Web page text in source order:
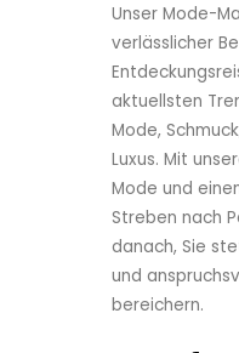
Unser Mode-
verlässlicher
aktuellsten
Mode,
Luxus. Mit
Mode und
Streben nach
danach, Sie
und
bereichern.
Twitter